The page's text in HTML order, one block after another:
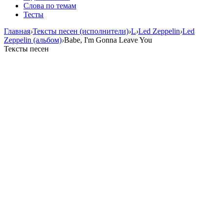
Слова по темам
Тесты
Главная›Тексты песен (исполнители)›L›Led Zeppelin›Led
Zeppelin (альбом)›Babe, I'm Gonna Leave You
Тексты песен